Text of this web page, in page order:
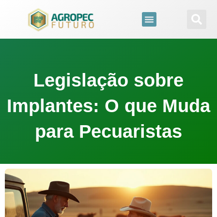
conteúdo
Legislação sobre
Implantes: O que Muda
para Pecuaristas